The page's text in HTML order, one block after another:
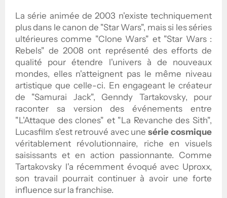
La série animée de 2003 n'existe techniquement
plus dans le canon de "Star Wars", mais si les séries
ultérieures comme "Clone Wars" et "Star Wars :
Rebels" de 2008 ont représenté des efforts de
qualité pour étendre l'univers à de nouveaux
mondes, elles n'atteignent pas le même niveau
artistique que celle-ci. En engageant le créateur
de "Samurai Jack", Genndy Tartakovsky, pour
raconter sa version des événements entre
"L'Attaque des clones" et "La Revanche des Sith",
Lucasfilm s'est retrouvé avec unesérie cosmique
véritablement révolutionnaire, riche en visuels
saisissants et en action passionnante. Comme
Tartakovsky l'a récemment évoqué avec Uproxx,
son travail pourrait continuer à avoir une forte
influence sur la franchise.